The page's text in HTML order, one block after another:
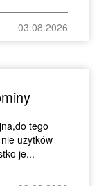
03.08.2026
tego
uzytków
je...